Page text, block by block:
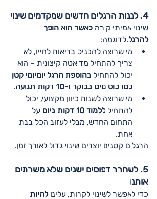
4. לבנות הרגלים חדשים שמקדמים שינוי
שינוי אמיתי קורה כאשר הוא הופך
להרגל.לדוגמה:
מי שרוצה להכניס בריאות לחייו, לא
צריך להתחיל מדיאטה קיצונית – הוא
יכול להתחיל בהוספת הרגל יומיומי קטן
כמו כוס מים בבוקר ו-10 דקות תנועה
.
מי שרוצה לשנות כיוון מקצועי, יכול
להתחיל ללמוד 10 דקות ביום
על
התחום החדש, מבלי לעזוב הכל בבת
אחת.
הרגלים קטנים יוצרים שינוי גדול לאורך זמן.
5. לשחרר דפוסים ישנים שלא משרתים
אותנו
כדי לאפשר לשינוי לקרות, עלינו להיות